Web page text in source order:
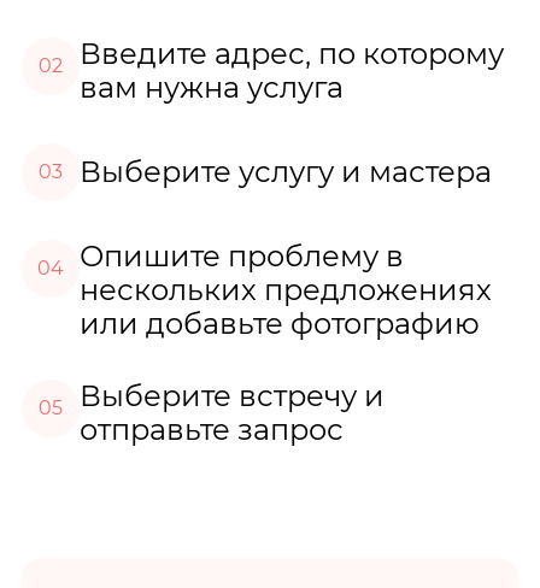
02
Введите адрес, по которому
вам нужна услуга
03 Выберите услугу и мастера
04
Опишите проблему в
нескольких предложениях
или добавьте фотографию
05
Выберите встречу и
отправьте запрос